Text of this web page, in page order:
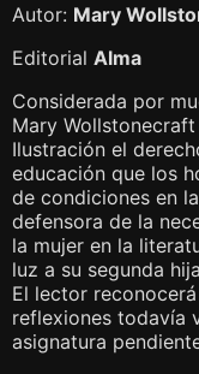
Autor: Mary
Editorial Alma
Considerada por
Mary
Ilustración el
educación que los
de condiciones en
defensora de la
la mujer en la
luz a su segunda
El lector
reflexiones todavía
asignatura